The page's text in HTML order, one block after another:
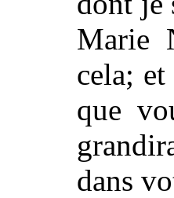
Marie
cela;
que
dans